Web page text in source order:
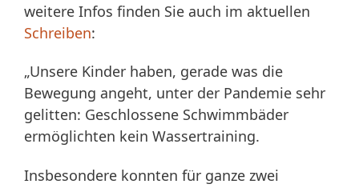
weitere Infos finden Sie auch im aktuellen
Schreiben:
„Unsere Kinder haben, gerade was die
Bewegung angeht, unter der Pandemie sehr
gelitten: Geschlossene Schwimmbäder
ermöglichten kein Wassertraining.
Insbesondere konnten für ganze zwei